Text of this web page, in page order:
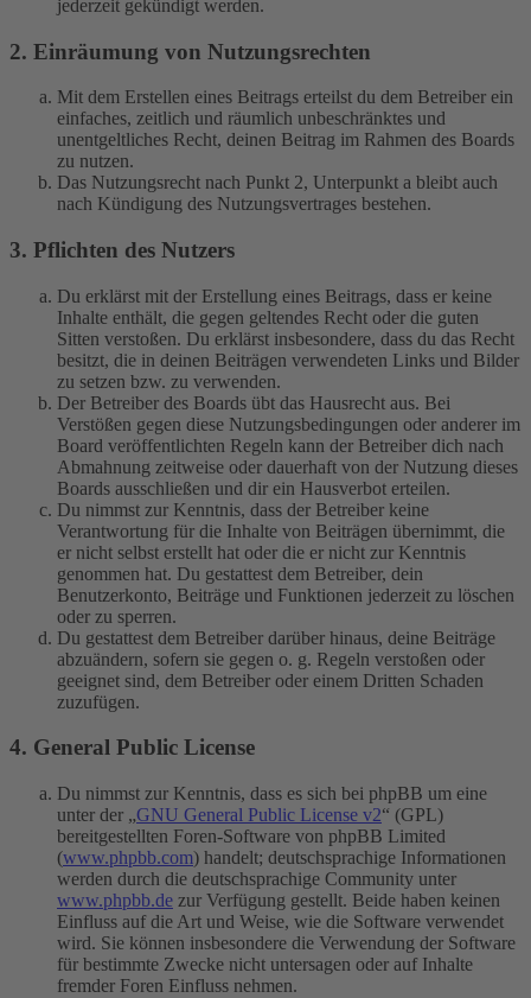
jederzeit gekündigt werden.
2. Einräumung von Nutzungsrechten
Mit dem Erstellen eines Beitrags erteilst du dem Betreiber ein
einfaches, zeitlich und räumlich unbeschränktes und
unentgeltliches Recht, deinen Beitrag im Rahmen des Boards
zu nutzen.
Das Nutzungsrecht nach Punkt 2, Unterpunkt a bleibt auch
nach Kündigung des Nutzungsvertrages bestehen.
3. Pflichten des Nutzers
Du erklärst mit der Erstellung eines Beitrags, dass er keine
Inhalte enthält, die gegen geltendes Recht oder die guten
Sitten verstoßen. Du erklärst insbesondere, dass du das Recht
besitzt, die in deinen Beiträgen verwendeten Links und Bilder
zu setzen bzw. zu verwenden.
Der Betreiber des Boards übt das Hausrecht aus. Bei
Verstößen gegen diese Nutzungsbedingungen oder anderer im
Board veröffentlichten Regeln kann der Betreiber dich nach
Abmahnung zeitweise oder dauerhaft von der Nutzung dieses
Boards ausschließen und dir ein Hausverbot erteilen.
Du nimmst zur Kenntnis, dass der Betreiber keine
Verantwortung für die Inhalte von Beiträgen übernimmt, die
er nicht selbst erstellt hat oder die er nicht zur Kenntnis
genommen hat. Du gestattest dem Betreiber, dein
Benutzerkonto, Beiträge und Funktionen jederzeit zu löschen
oder zu sperren.
Du gestattest dem Betreiber darüber hinaus, deine Beiträge
abzuändern, sofern sie gegen o. g. Regeln verstoßen oder
geeignet sind, dem Betreiber oder einem Dritten Schaden
zuzufügen.
4. General Public License
Du nimmst zur Kenntnis, dass es sich bei phpBB um eine
unter der „GNU General Public License v2“ (GPL)
bereitgestellten Foren-Software von phpBB Limited
(www.phpbb.com) handelt; deutschsprachige Informationen
werden durch die deutschsprachige Community unter
www.phpbb.de zur Verfügung gestellt. Beide haben keinen
Einfluss auf die Art und Weise, wie die Software verwendet
wird. Sie können insbesondere die Verwendung der Software
für bestimmte Zwecke nicht untersagen oder auf Inhalte
fremder Foren Einfluss nehmen.